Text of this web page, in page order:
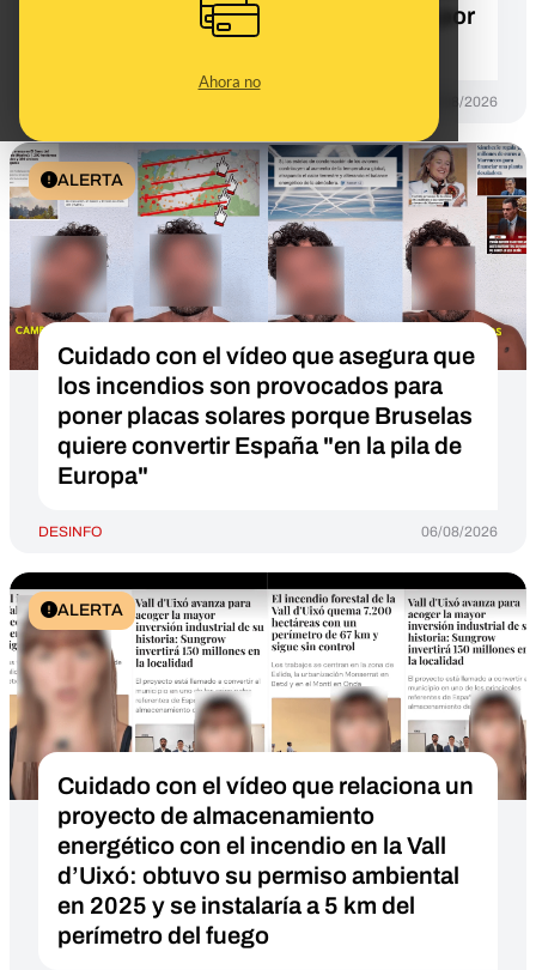
Ahora no
(Castellón), un municipio afectado por
los incendios de julio de 2026
07/08/2026
ALERTA
Cuidado con el vídeo que asegura que
los incendios son provocados para
poner placas solares porque Bruselas
quiere convertir España "en la pila de
Europa"
DESINFO 06/08/2026
ALERTA
Cuidado con el vídeo que relaciona un
proyecto de almacenamiento
energético con el incendio en la Vall
d’Uixó: obtuvo su permiso ambiental
en 2025 y se instalaría a 5 km del
perímetro del fuego